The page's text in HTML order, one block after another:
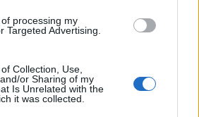
processing my
Targeted Advertising.
Collection, Use,
or Sharing of my
Is Unrelated with the
it was collected.
som du uppskattar skönhet
nya smaker, då är TASSIMO
produkter